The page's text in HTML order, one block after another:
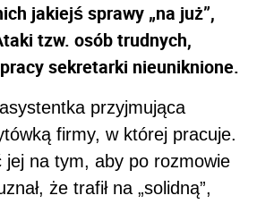
jakiejś sprawy „na już”,
tzw. osób trudnych,
sekretarki nieuniknione.
przyjmująca
firmy, w której pracuje.
jej na tym, aby po rozmowie
że trafił na „solidną”,